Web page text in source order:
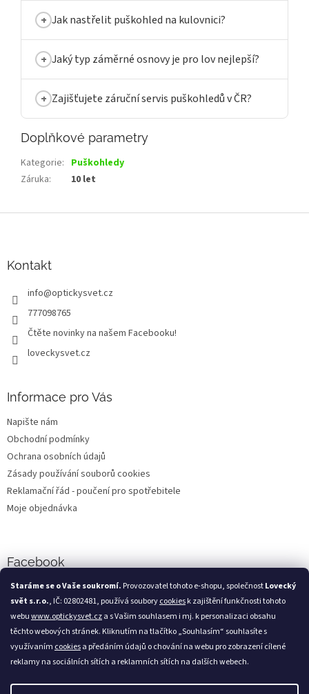
Staráme se o Vaše soukromí. Provozovatel tohoto e-shopu, společnostLovecký
svět s.r.o., IČ: 02802481, používá souborycookiesk zajištění funkčnosti tohoto
webuwww.optickysvet.cza s Vašim souhlasem i mj. k personalizaci obsahu
těchto webových stránek. Kliknutím na tlačítko „Souhlasím“ souhlasíte s
využívaním cookiesa předáním údajů o chování na webu pro zobrazení cílené
reklamy na sociálních sítích a reklamních sítích na dalších webech.
Jak nastřelit puškohled na kulovnici?
Jaký typ záměrné osnovy je pro lov nejlepší?
Zajišťujete záruční servis puškohledů v ČR?
Doplňkové parametry
Kategorie: Puškohledy
Záruka: 10 let
Kontakt
info@optickysvet.cz
777098765
Čtěte novinky na našem Facebooku!
loveckysvet.cz
Informace pro Vás
Napište nám
Obchodní podmínky
Ochrana osobních údajů
Zásady používání souborů cookies
Reklamační řád - poučení pro spotřebitele
Moje objednávka
Facebook
Loveckýsvět.cz